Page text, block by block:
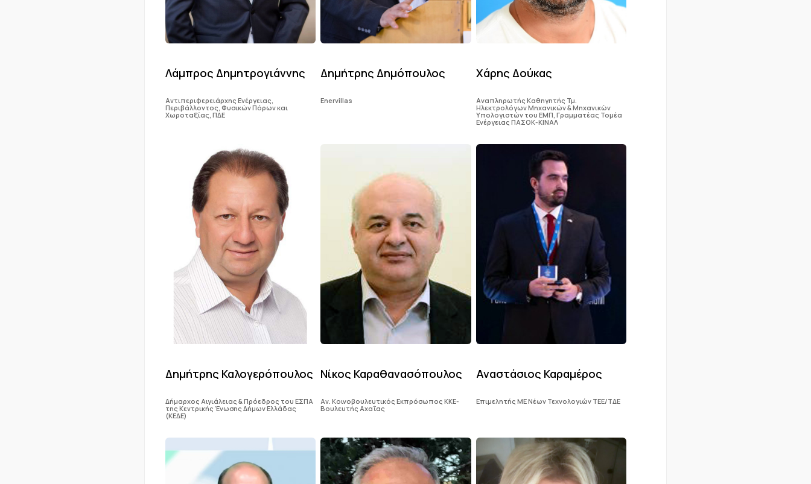
Λάμπρος Δημητρογιάννης
Αντιπεριφερειάρχης Ενέργειας,
Περιβάλλοντος, Φυσικών Πόρων και
Χωροταξίας, ΠΔΕ
Δημήτρης Δημόπουλος
Εnervillas
Χάρης Δούκας
Αναπληρωτής Καθηγητής Τμ.
Ηλεκτρολόγων Μηχανικών & Μηχανικών
Υπολογιστών του ΕΜΠ, Γραμματέας Τομέα
Ενέργειας ΠΑΣΟΚ-ΚΙΝΑΛ
Δημήτρης Καλογερόπουλος
Δήμαρχος Αιγιάλειας & Πρόεδρος του ΕΣΠΑ
της Κεντρικής Ένωσης Δήμων Ελλάδας
(ΚΕΔΕ)
Νίκος Καραθανασόπουλος
Αν. Κοινοβουλευτικός Εκπρόσωπος ΚΚΕ-
Βουλευτής Αχαΐας
Αναστάσιος Καραμέρος
Επιμελητής ΜΕ Νέων Τεχνολογιών ΤΕΕ/ΤΔΕ